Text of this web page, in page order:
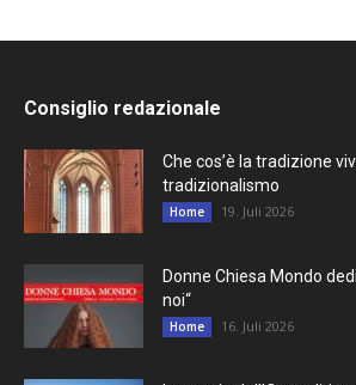
Consiglio redazionale
Che cos’è la tradizione
tradizionalismo
Home 19. Juli 2026
Donne Chiesa Mondo
noi“
Home 16. Juli 2026